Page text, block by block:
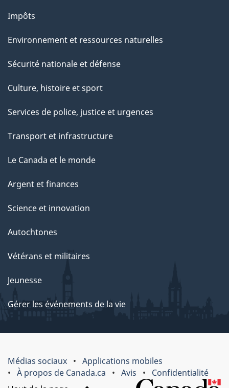
Impôts
Environnement et ressources naturelles
Sécurité nationale et défense
Culture, histoire et sport
Services de police, justice et urgences
Transport et infrastructure
Le Canada et le monde
Argent et finances
Science et innovation
Autochtones
Vétérans et militaires
Jeunesse
Gérer les événements de la vie
Médias sociaux
Applications mobiles
À propos de Canada.ca
Avis
Confidentialité